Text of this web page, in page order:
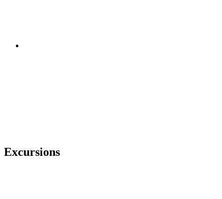
Excursions